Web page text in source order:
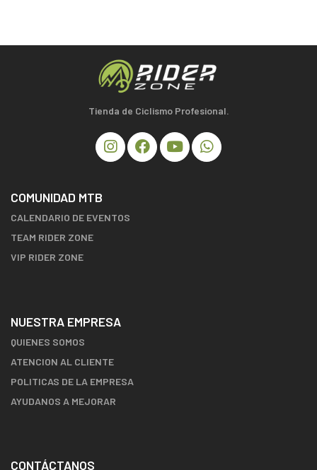
Tienda de Ciclismo Profesional.
COMUNIDAD MTB
CALENDARIO DE EVENTOS
TEAM RIDER ZONE
VIP RIDER ZONE
NUESTRA EMPRESA
QUIENES SOMOS
ATENCION AL CLIENTE
POLITICAS DE LA EMPRESA
AYUDANOS A MEJORAR
CONTÁCTANOS